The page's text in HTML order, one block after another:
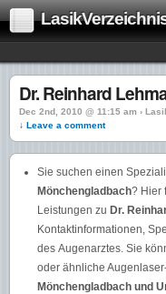
Dr. Reinhard
Dec 2nd, 2010 @ 11:15 am ›
↓ Leave a comment
Sie suchen einen
Mönchengladbach? Hier
Leistungen zu Dr.
Kontaktinformationen,
des Augenarztes. Sie
oder ähnliche
Mönchengladbach und